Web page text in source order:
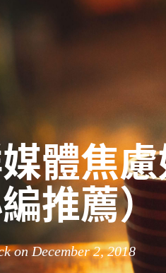
體焦
編推薦）
on December 2, 2018